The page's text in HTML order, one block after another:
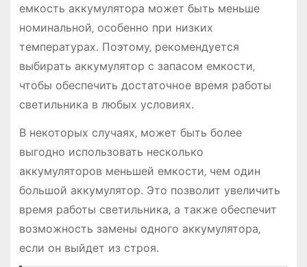
емкость аккумулятора может быть меньше
номинальной‚ особенно при низких
температурах. Поэтому‚ рекомендуется
выбирать аккумулятор с запасом емкости‚
чтобы обеспечить достаточное время работы
светильника в любых условиях.
В некоторых случаях‚ может быть более
выгодно использовать несколько
аккумуляторов меньшей емкости‚ чем один
большой аккумулятор. Это позволит увеличить
время работы светильника‚ а также обеспечит
возможность замены одного аккумулятора‚
если он выйдет из строя.